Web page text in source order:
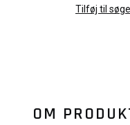
Tilføj til
OM